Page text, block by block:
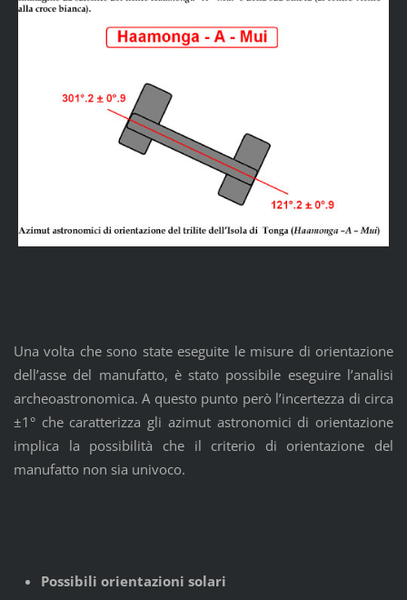
Una volta che sono state eseguite le misure di orientazione
dell’asse del manufatto, è stato possibile eseguire l’analisi
archeoastronomica. A questo punto però l’incertezza di circa
±1° che caratterizza gli azimut astronomici di orientazione
implica la possibilità che il criterio di orientazione del
manufatto non sia univoco.
Possibili orientazioni solari